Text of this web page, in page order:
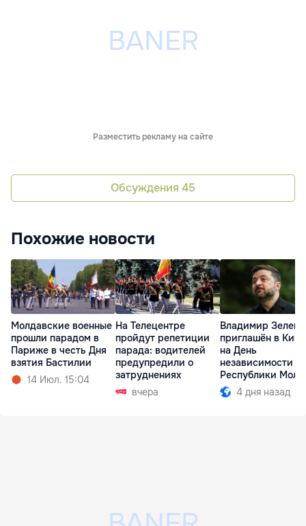
Разместить рекламу на сайте
Обсуждения 45
Похожие новости
Молдавские военные
прошли парадом в
Париже в честь Дня
взятия Бастилии
14 Июл. 15:04
На Телецентре
пройдут репетиции
парада: водителей
предупредили о
затруднениях
вчера
Владимир
приглашён в
на День
независимости
Республики
4 дня назад